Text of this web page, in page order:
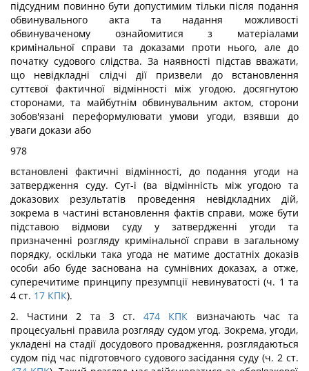
підсудним повинно бути допустимим тільки після подання
обвинувального акта та надання можливості
обвинуваченому ознайомитися з матеріалами
кримінальної справи та доказами проти нього, але до
початку судового слідства. За наявності підстав вважати,
що невідкладні слідчі дії призвели до встановлення
суттєвої фактичної відмінності між угодою, досягнутою
сторонами, та майбутнім обвинувальним актом, сторони
зобов'язані переформулювати умови угоди, взявши до
уваги докази або
978
встановлені фактичні відмінності, до подання угоди на
затвердження суду. Сут-і (ва відмінність між угодою та
доказових результатів проведення невідкладних дій,
зокрема в частині встановлення фактів справи, може бути
підставою відмови суду у затвердженні угоди та
призначенні розгляду кримінальної справи в загальному
порядку, оскільки така угода не матиме достатніх доказів
особи або буде заснована на сумнівних доказах, а отже,
суперечитиме принципу презумпції невинуватості (ч. 1 та
4 ст. 17 КПК).
2. Частини 2 та 3 ст. 474 КПК визначають час та
процесуальні правила розгляду судом угод. Зокрема, угоди,
укладені на стадії досудового провадження, розглядаються
судом під час підготовчого судового засідання суду (ч. 2 ст.